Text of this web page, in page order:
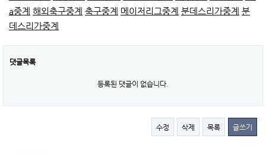
a중계 해외축구중계 축구중계 메이저리그중계 분데스리가중계 분
데스리가중계
댓글목록
등록된 댓글이 없습니다.
수정 삭제 목록 글쓰기